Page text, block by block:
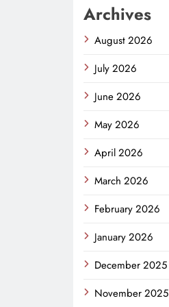
Archives
August 2026
July 2026
June 2026
May 2026
April 2026
March 2026
February 2026
January 2026
December 2025
November 2025